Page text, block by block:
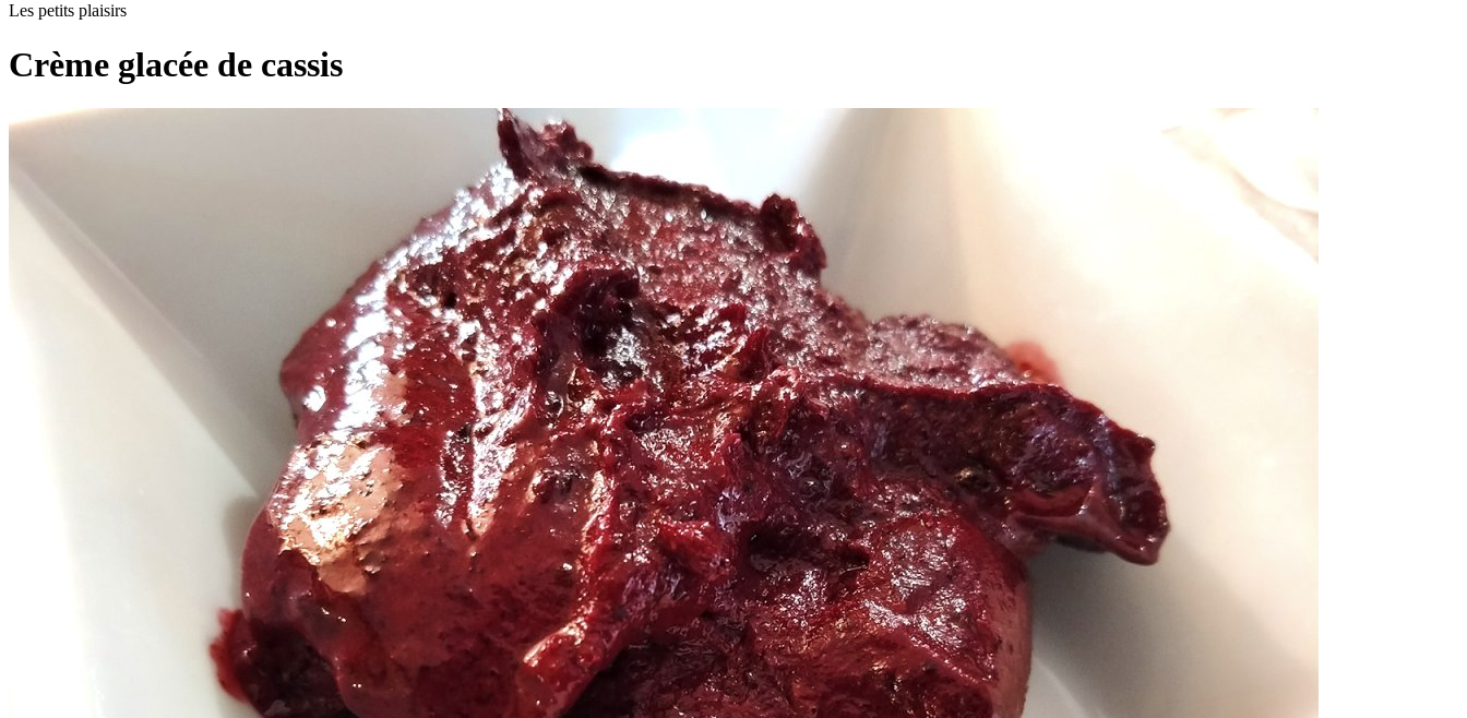
Les petits plaisirs
Crème glacée de cassis